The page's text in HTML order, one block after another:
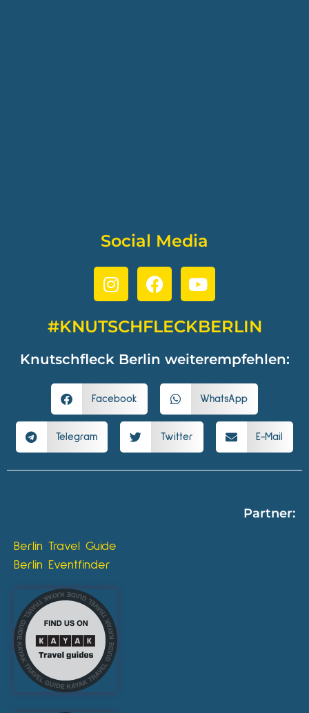
Social Media
#KNUTSCHFLECKBERLIN
Knutschfleck Berlin weiterempfehlen:
Facebook WhatsApp
Telegram Twitter E-Mail
Partner:
Berlin Travel Guide
Berlin Eventfinder